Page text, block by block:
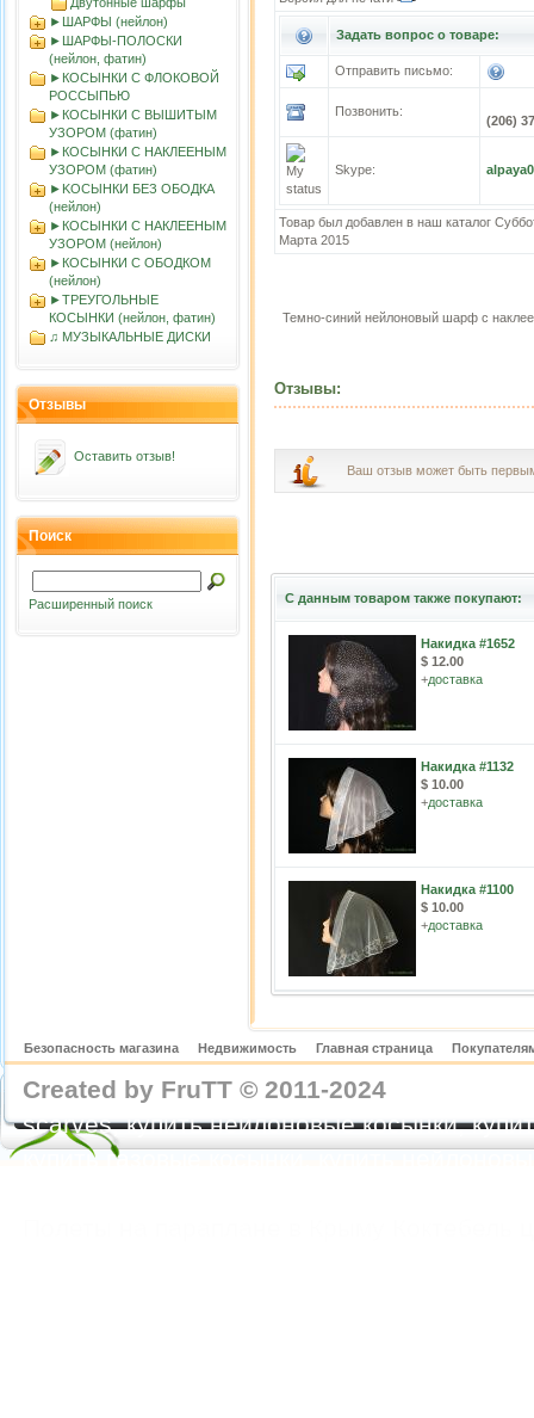
►ШАРФЫ (нейлон)
►ШАРФЫ-ПОЛОСКИ
(нейлон, фатин)
►КОСЫНКИ С ФЛОКОВОЙ
РОССЫПЬЮ
►КОСЫНКИ С ВЫШИТЫМ
УЗОРОМ (фатин)
►КОСЫНКИ С НАКЛЕЕНЫМ
УЗОРОМ (фатин)
►KOСЫНКИ БЕЗ ОБОДКА
(нейлон)
►КОСЫНКИ С НАКЛЕЕНЫМ
УЗОРОМ (нейлон)
►КОСЫНКИ С ОБОДКОМ
(нейлон)
►ТРЕУГОЛЬНЫЕ
КОСЫНКИ (нейлон, фатин)
♫ МУЗЫКАЛЬНЫЕ ДИСКИ
Отзывы
Оставить отзыв!
Поиск
Расширенный поиск
Задать вопрос о товаре:
Отправить письмо:
Позвонить:
(206)
Skype:
Товар был добавлен в наш каталог
Марта 2015
Темно-синий нейлоновый шарф с
Отзывы:
Ваш отзыв может быть
С данным товаром также покупают:
Накидка #1652
$ 12.00
+доставка
Накидка #1132
$ 10.00
+доставка
Накидка #1100
$ 10.00
+доставка
Безопасность магазина Недвижимость Главная страница
Created by FruTT © 2011-2024
scarves, купить нейлоновые косынки,
купить газовые косынки, купить